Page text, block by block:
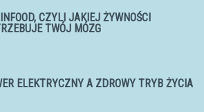
CZYLI JAKIEJ ŻYWNOŚCI
TWÓJ MÓZG
ELEKTRYCZNY A ZDROWY TRYB ŻYCIA